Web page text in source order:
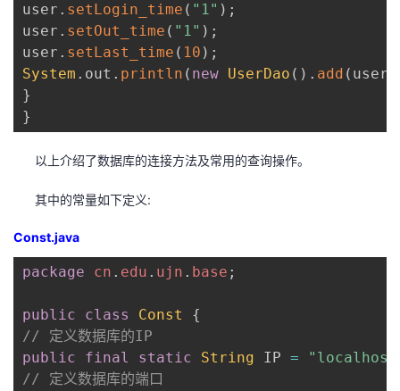
user . setLogin_time ( "1" ) ;
user . setOut_time ( "1" ) ;
user . setLast_time ( 10 ) ;
System . out . println ( new UserDao ( ) . add ( user
}
}
以上介绍了数据库的连接方法及常用的查询操作。
其中的常量如下定义:
Const.java
package cn . edu . ujn . base ;
public class Const
{
// 定义数据库的IP
public
final static String IP =
// 定义数据库的端口